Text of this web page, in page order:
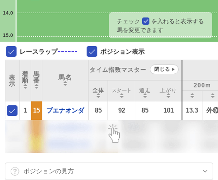
14.0
15.0
チェック
を入れると表示する
馬を変更できます
レースラップ ポジション表示
表
示
着
順
馬
番
馬名
タイム指数マスター 閉じる
全体 スタート 追走 上がり
200m
1 15 ブエナオンダ 85 92 85 101 13.3 外
ポジションの見方